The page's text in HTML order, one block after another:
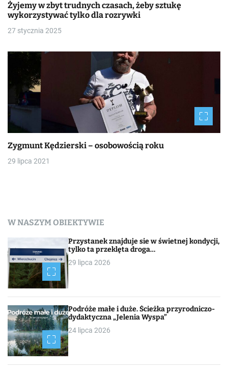
Żyjemy w zbyt trudnych czasach, żeby sztukę
wykorzystywać tylko dla rozrywki
27 stycznia 2025
Zygmunt Kędzierski – osobowością roku
29 lipca 2021
W NASZYM OBIEKTYWIE
Przystanek znajduje sie w świetnej kondycji,
tylko ta przeklęta droga…
29 lipca 2026
Podróże małe i duże. Ścieżka przyrodniczo-
dydaktyczna „Jelenia Wyspa”
24 lipca 2026